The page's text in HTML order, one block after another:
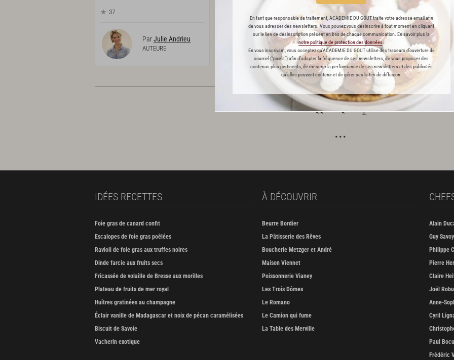
En tant que responsable de traitement, ACADEMIE DU GOUT traite votre adresse email afin
de vous adresser des newsletters. Vous pouvez vous désinscrire à tout moment en cliquant
sur le lien de désinscription présent en bas de chaque communication. En savoir plus la
notre politique de protection des données.
En vous inscrivant, vous acceptez qu'ACADEMIE DU GOUT utilise des traceurs d’ouverture de
courriel (“pixels”) afin d’adapter la fréquence de ses newsletters, de vous proposer des
contenus plus pertinents, de mesurer la performance de ses newsletters et des publicités
qu’elles peuvent contenir et de gérer ses listes de diffusion.
37
ParJulie Andrieu
AUTEURE
ParJulie Andrieu
AUTEURE
<< < 2
IDÉES RECETTES
Foie gras de canard confit
Escalopes de foie gras poêlées
Ravioli de foie gras aux truffes noires
Dinde farcie aux fruits secs
Fricassée de volaille de Bresse aux morilles
Plateau de fruits de mer royal
Huîtres gratinées au champagne
Éclair vanille de Madagascar et noix de pécan caramélisées
Biscuit de Savoie
Vacherin exotique
À DÉCOUVRIR
Beurre Bordier
La Pâtisserie des Rêves
Boucherie Metzger et André
Maison Viennet
Poissonnerie Vianey
Les Trois Dômes
Le Romano
Le Camion qui fume
La Table des Merville
Alain
Guy Savoy
Philippe
Pierre
Claire
Joël
Anne-
Cyril
Paul
Frédéric